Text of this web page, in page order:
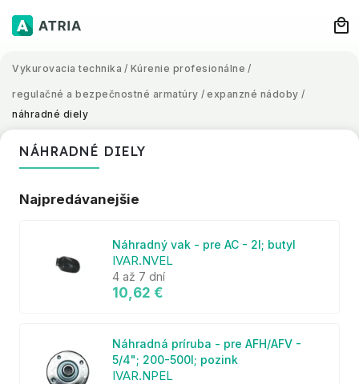
Vykurovacia technika / Kúrenie profesionálne /
regulačné a bezpečnostné armatúry / expanzné nádoby /
náhradné diely
NÁHRADNÉ DIELY
Najpredávanejšie
Náhradný vak - pre AC - 2l; butyl
IVAR.NVEL
4 až 7 dní
10,62 €
Náhradná príruba - pre AFH/AFV -
5/4"; 200-500l; pozink
IVAR.NPEL